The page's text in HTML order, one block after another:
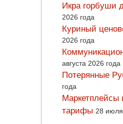
Икра горбуши
2026 года
Куриный
2026 года
августа 2026 года
Потерянные
года
Маркетплейсы
тарифы 28